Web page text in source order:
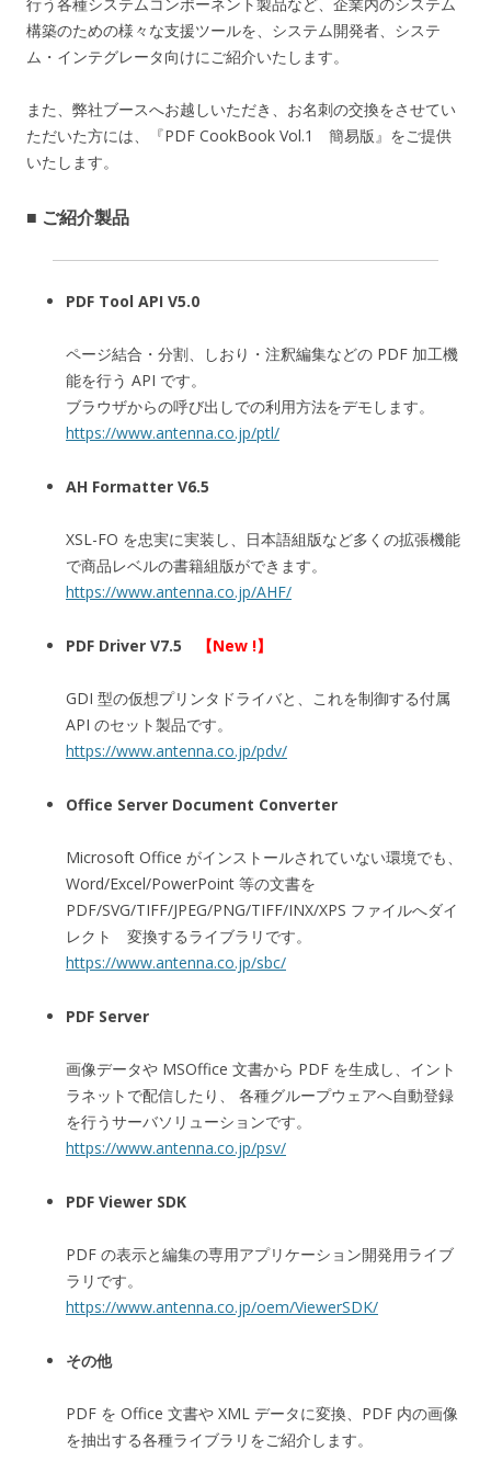
構築のための様々な支援ツールを、システム開発者、システ
ム・インテグレータ向けにご紹介いたします。
また、弊社ブースへお越しいただき、お名刺の交換をさせてい
ただいた方には、『PDF CookBook Vol.1 簡易版』をご提供
いたします。
■ ご紹介製品
PDF Tool API V5.0
ページ結合・分割、しおり・注釈編集などの PDF 加工機
能を行う API です。
ブラウザからの呼び出しでの利用方法をデモします。
https://www.antenna.co.jp/ptl/
AH Formatter V6.5
XSL-FO を忠実に実装し、日本語組版など多くの拡張機能
で商品レベルの書籍組版ができます。
https://www.antenna.co.jp/AHF/
PDF Driver V7.5 【New !】
GDI 型の仮想プリンタドライバと、これを制御する付属
API のセット製品です。
https://www.antenna.co.jp/pdv/
Office Server Document Converter
Microsoft Office がインストールされていない環境でも、
Word/Excel/PowerPoint 等の文書を
PDF/SVG/TIFF/JPEG/PNG/TIFF/INX/XPS ファイルへダイ
レクト 変換するライブラリです。
https://www.antenna.co.jp/sbc/
PDF Server
画像データや MSOffice 文書から PDF を生成し、イント
ラネットで配信したり、 各種グループウェアへ自動登録
を行うサーバソリューションです。
https://www.antenna.co.jp/psv/
PDF Viewer SDK
PDF の表示と編集の専用アプリケーション開発用ライブ
ラリです。
https://www.antenna.co.jp/oem/ViewerSDK/
その他
PDF を Office 文書や XML データに変換、PDF 内の画像
を抽出する各種ライブラリをご紹介します。